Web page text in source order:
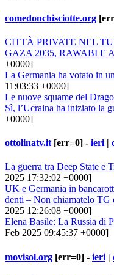
comedonchisciotte.org
CITTÀ PRIVATE NEL
GAZA 2035, RAWABI E
+0000]
La Germania ha votato in
11:03:33 +0000]
Le nuove squame del Drago
Sì, l’Ucraina ha iniziato la
+0000]
ottolinatv.it [err=0] - ieri |
La guerra tra Deep State e
2025 17:32:02 +0000]
UK e Germania in
denti – Non chiamatelo TG
2025 12:26:08 +0000]
Elena Basile: La Russia di
Feb 2025 09:45:37 +0000]
movisol.org [err=0] - ieri |